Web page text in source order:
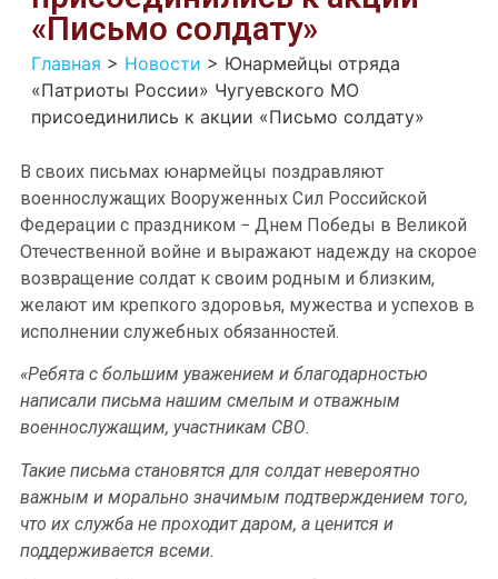
«Письмо солдату»
Главная > Новости > Юнармейцы отряда
«Патриоты России» Чугуевского МО
присоединились к акции «Письмо солдату»
В своих письмах юнармейцы поздравляют
военнослужащих Вооруженных Сил Российской
Федерации с праздником − Днем Победы в Великой
Отечественной войне и выражают надежду на скорое
возвращение солдат к своим родным и близким,
желают им крепкого здоровья, мужества и успехов в
исполнении служебных обязанностей.
«Ребята с большим уважением и благодарностью
написали письма нашим смелым и отважным
военнослужащим, участникам СВО.
Такие письма становятся для солдат невероятно
важным и морально значимым подтверждением того,
что их служба не проходит даром, а ценится и
поддерживается всеми.